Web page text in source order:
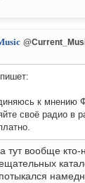
пишет:
к
своё радио в
тут вообще